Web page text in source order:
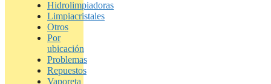
Hidrolimpiadoras
Limpiacristales
Otros
Por
ubicación
Problemas
Repuestos
Vaporeta